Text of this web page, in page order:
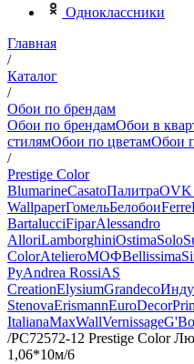
Одноклассники
Главная
/
Каталог
/
Обои по брендам
Обои по брендамОбои в
стилямОбои по цветамОбои
/
Prestige Color
BlumarineCasatoПалитраOVK
WallpaperГомельБелобоиFerre
BartalucciFiparAlessandro
AlloriLamborghiniOstimaSolo
ColorAtelieroМОФBellissima
РуAndrea RossiAS
CreationElysiumGrandeco
StenovaErismannEuroDecor
ItalianaMaxWallVernissage
/PC72572-12 Prestige Color
1,06*10м/6